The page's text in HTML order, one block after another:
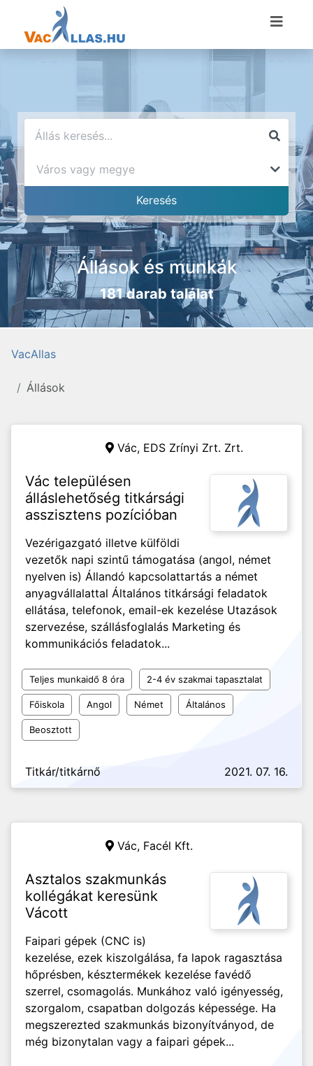
Állások és munkák
181 darab találat
VacAllas
Állások
Vác, EDS Zrínyi Zrt. Zrt.
Vác településen
álláslehetőség titkársági
asszisztens pozícióban
Vezérigazgató illetve külföldi
vezetők napi szintű támogatása (angol, német
nyelven is) Állandó kapcsolattartás a német
anyagvállalattal Általános titkársági feladatok
ellátása, telefonok, email-ek kezelése Utazások
szervezése, szállásfoglalás Marketing és
kommunikációs feladatok...
Teljes munkaidő 8 óra 2-4 év szakmai tapasztalat
Főiskola Angol Német Általános
Beosztott
Titkár/titkárnő 2021. 07. 16.
Vác, Facél Kft.
Asztalos szakmunkás
kollégákat keresünk
Vácott
Faipari gépek (CNC is)
kezelése, ezek kiszolgálása, fa lapok ragasztása
hőprésben, késztermékek kezelése favédő
szerrel, csomagolás. Munkához való igényesség,
szorgalom, csapatban dolgozás képessége. Ha
megszerezted szakmunkás bizonyítványod, de
még bizonytalan vagy a faipari gépek...